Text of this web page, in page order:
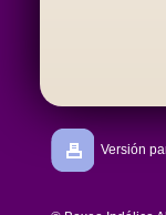
Versión